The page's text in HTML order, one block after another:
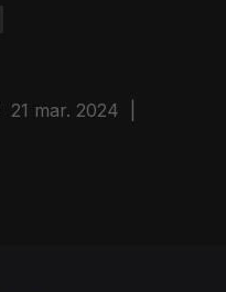
21 mar. 2024